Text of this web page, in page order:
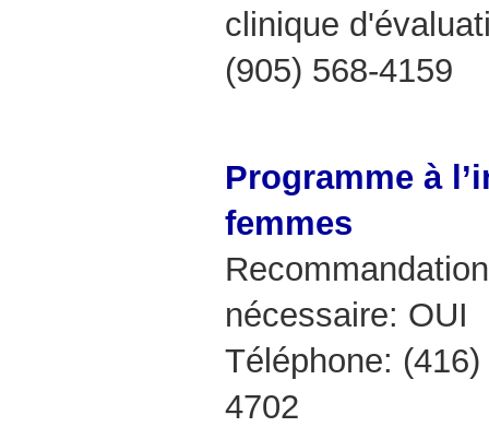
clinique
(905) 568-4159
Programme à
femmes
nécessaire: OUI
Téléphone:
4702